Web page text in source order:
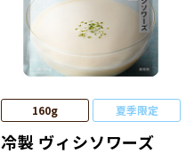
160g 夏季限定
冷製 ヴィシソワーズ